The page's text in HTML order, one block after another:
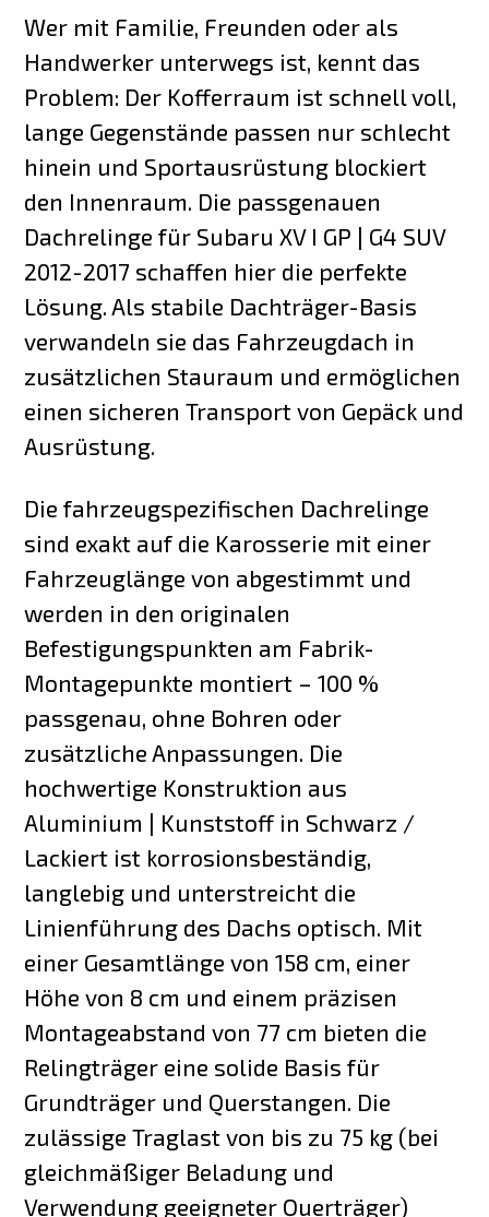
Wer mit Familie, Freunden oder als
Handwerker unterwegs ist, kennt das
Problem: Der Kofferraum ist schnell voll,
lange Gegenstände passen nur schlecht
hinein und Sportausrüstung blockiert
den Innenraum. Die passgenauen
Dachrelinge für Subaru XV I GP | G4 SUV
2012-2017 schaffen hier die perfekte
Lösung. Als stabile Dachträger-Basis
verwandeln sie das Fahrzeugdach in
zusätzlichen Stauraum und ermöglichen
einen sicheren Transport von Gepäck und
Ausrüstung.
Die fahrzeugspezifischen Dachrelinge
sind exakt auf die Karosserie mit einer
Fahrzeuglänge von abgestimmt und
werden in den originalen
Befestigungspunkten am Fabrik-
Montagepunkte montiert – 100 %
passgenau, ohne Bohren oder
zusätzliche Anpassungen. Die
hochwertige Konstruktion aus
Aluminium | Kunststoff in Schwarz /
Lackiert ist korrosionsbeständig,
langlebig und unterstreicht die
Linienführung des Dachs optisch. Mit
einer Gesamtlänge von 158 cm, einer
Höhe von 8 cm und einem präzisen
Montageabstand von 77 cm bieten die
Relingträger eine solide Basis für
Grundträger und Querstangen. Die
zulässige Traglast von bis zu 75 kg (bei
gleichmäßiger Beladung und
Verwendung geeigneter Querträger)